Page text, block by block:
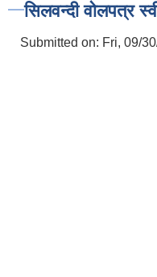
सिलवन्दी वोलपत्र
Submitted on: Fri, 09/